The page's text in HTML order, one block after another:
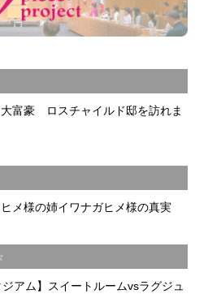
富豪 ロスチャイルド邸を訪れま
メ様の姉イワナガヒメ様の真実
アム】スイートルームvsラグジュ